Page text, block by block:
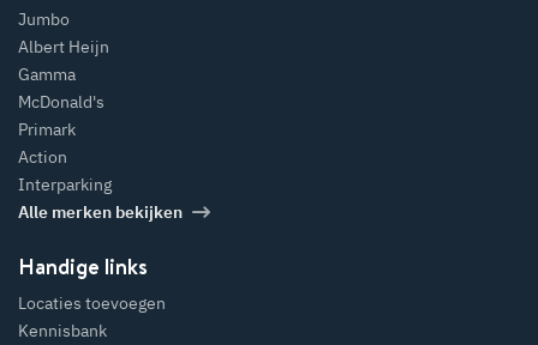
Jumbo
Albert Heijn
Gamma
McDonald's
Primark
Action
Interparking
Alle merken bekijken
Handige links
Locaties toevoegen
Kennisbank